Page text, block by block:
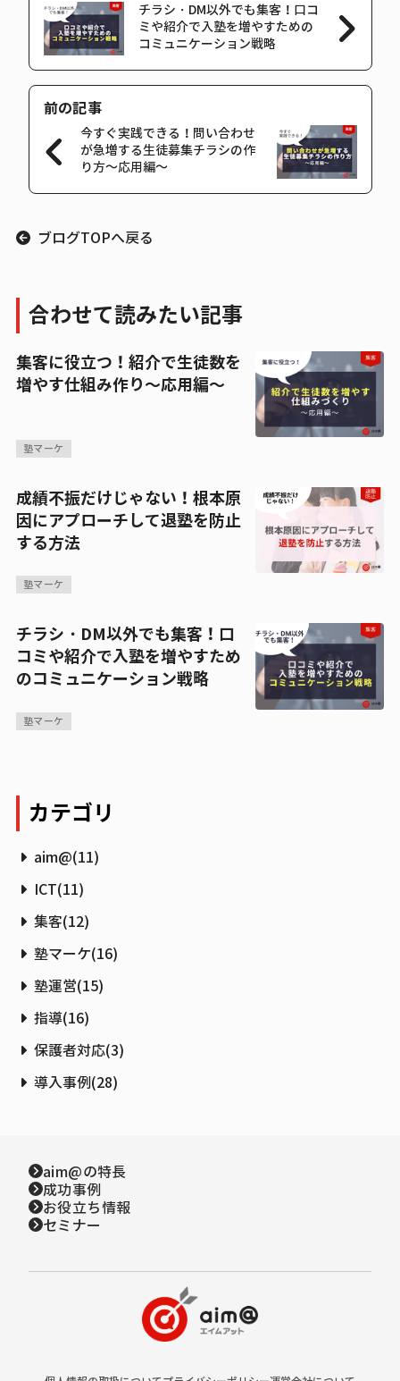
前の記事
今すぐ実践できる！問い合わせ
が急増する生徒募集チラシの作
り方～応用編～
チラシ・DM以外でも集客！口コ
ミや紹介で入塾を増やすための
コミュニケーション戦略
ブログTOPへ戻る
合わせて読みたい記事
集客に役立つ！紹介で生徒数を
増やす仕組み作り～応用編～
塾マーケ
成績不振だけじゃない！根本原
因にアプローチして退塾を防止
する方法
塾マーケ
チラシ・DM以外でも集客！口
コミや紹介で入塾を増やすため
のコミュニケーション戦略
塾マーケ
カテゴリ
aim@(11)
ICT(11)
集客(12)
塾マーケ(16)
塾運営(15)
指導(16)
保護者対応(3)
導入事例 (28)
aim@の特長
成功事例
お役立ち情報
セミナー